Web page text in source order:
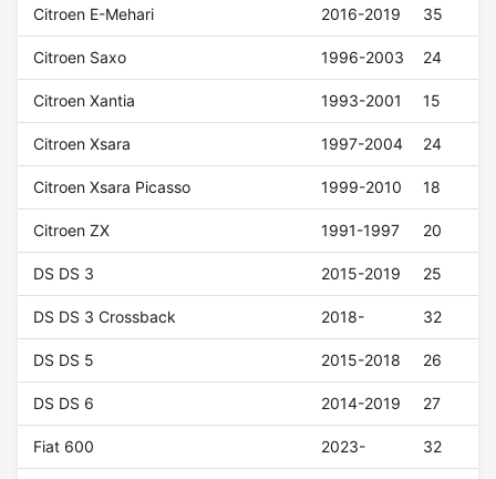
Citroen E-Mehari 2016-2019 35
Citroen Saxo 1996-2003 24
Citroen Xantia 1993-2001 15
Citroen Xsara 1997-2004 24
Citroen Xsara Picasso 1999-2010 18
Citroen ZX 1991-1997 20
DS DS 3 2015-2019 25
DS DS 3 Crossback 2018- 32
DS DS 5 2015-2018 26
DS DS 6 2014-2019 27
Fiat 600 2023- 32